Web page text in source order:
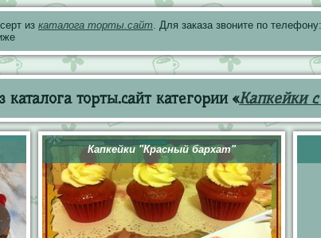
из каталога торты.сайт. Для заказа звоните по телефону:
торты.сайт категории «Капкейки
Капкейки "Красный бархат"